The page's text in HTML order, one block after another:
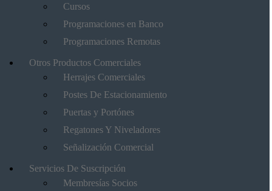
Cursos
Programaciones en Banco
Programaciones Remotas
Otros Productos Comerciales
Herrajes Comerciales
Postes De Estacionamiento
Puertas y Portónes
Regatones Y Niveladores
Señalización Comercial
Servicios De Suscripción
Membresías Socios